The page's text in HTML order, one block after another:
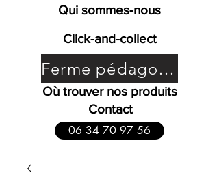
Qui sommes-nous
Click-and-collect
Ferme pédagogique
Où trouver nos produits
Contact
06 34 70 97 56